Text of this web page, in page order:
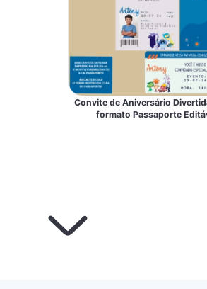
Convite de Aniversário
formato Passaporte